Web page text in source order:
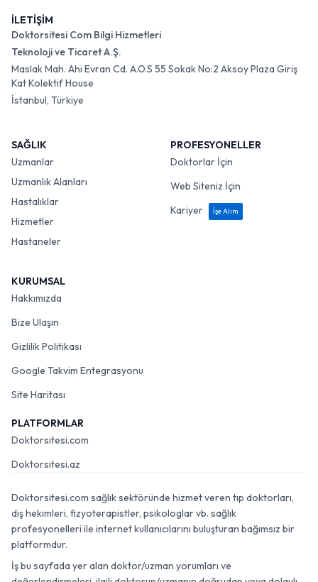
İLETİŞİM
Doktorsitesi Com Bilgi Hizmetleri
Teknoloji ve Ticaret A.Ş.
Maslak Mah. Ahi Evran Cd. A.O.S 55 Sokak No:2 Aksoy Plaza Giriş
Kat Kolektif House
İstanbul, Türkiye
SAĞLIK
Uzmanlar
Uzmanlık Alanları
Hastalıklar
Hizmetler
Hastaneler
PROFESYONELLER
Doktorlar İçin
Web Siteniz İçin
Kariyer
İşe Alım
KURUMSAL
Hakkımızda
Bize Ulaşın
Gizlilik Politikası
Google Takvim Entegrasyonu
Site Haritası
PLATFORMLAR
Doktorsitesi.com
Doktorsitesi.az
Doktorsitesi.com sağlık sektöründe hizmet veren tıp doktorları,
diş hekimleri, fizyoterapistler, psikologlar vb. sağlık
profesyonelleri ile internet kullanıcılarını buluşturan bağımsız bir
platformdur.
İş bu sayfada yer alan doktor/uzman yorumları ve